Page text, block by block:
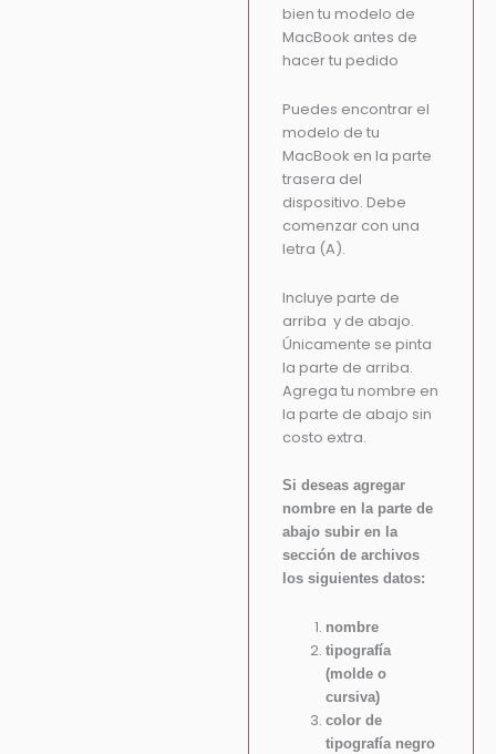
bien tu modelo de
MacBook antes de
hacer tu pedido
Puedes encontrar el
modelo de tu
MacBook en la parte
trasera del
dispositivo. Debe
comenzar con una
letra (A).
Incluye parte de
arriba y de abajo.
Únicamente se pinta
la parte de arriba.
Agrega tu nombre en
la parte de abajo sin
costo extra.
Si deseas agregar
nombre en la parte de
abajo subir en la
sección de archivos
los siguientes datos:
nombre
tipografía
(molde o
cursiva)
color de
tipografía negro